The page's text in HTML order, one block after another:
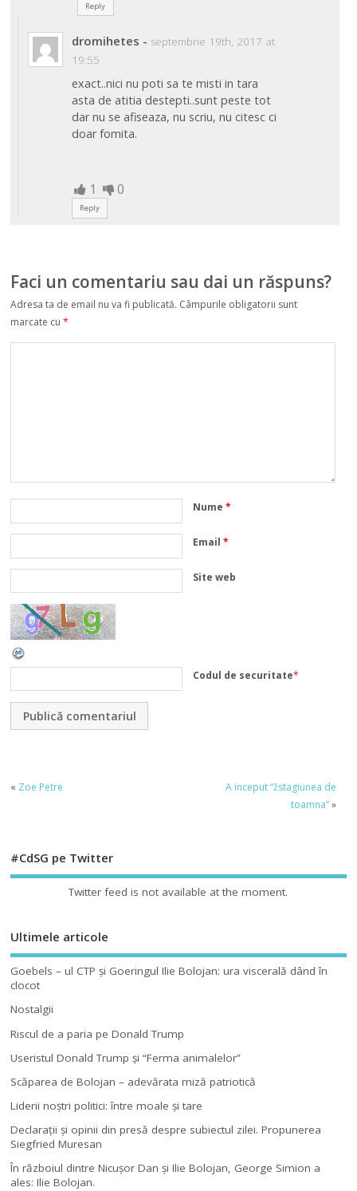
Reply
dromihetes - septembrie 19th, 2017 at
19:55
exact..nici nu poti sa te misti in tara
asta de atitia destepti..sunt peste tot
dar nu se afiseaza, nu scriu, nu citesc ci
doar fomita.
1 0
Reply
Faci un comentariu sau dai un răspuns?
Adresa ta de email nu va fi publicată. Câmpurile obligatorii sunt
marcate cu*
Nume*
Email*
Site web
Codul de securitate*
« Zoe Petre
A inceput “žstagiunea de
toamna”»
#CdSG pe Twitter
Twitter feed is not available at the moment.
Ultimele articole
Goebels – ul CTP şi Goeringul Ilie Bolojan: ura viscerală dând în
clocot
Nostalgii
Riscul de a paria pe Donald Trump
Useristul Donald Trump şi “Ferma animalelor”
Scăparea de Bolojan – adevărata miză patriotică
Liderii noştri politici: între moale şi tare
Declaraţii şi opinii din presă despre subiectul zilei. Propunerea
Siegfried Muresan
În războiul dintre Nicuşor Dan şi Ilie Bolojan, George Simion a
ales: Ilie Bolojan.